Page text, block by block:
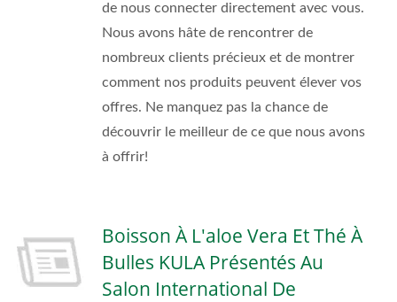
de nous connecter directement avec vous.
Nous avons hâte de rencontrer de
nombreux clients précieux et de montrer
comment nos produits peuvent élever vos
offres. Ne manquez pas la chance de
découvrir le meilleur de ce que nous avons
à offrir!
Boisson À L'aloe Vera Et Thé À
Bulles KULA Présentés Au
Salon International De